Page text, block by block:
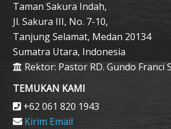
Taman Sakura Indah,
Jl. Sakura III, No. 7-10,
Tanjung Selamat, Medan 20134
Sumatra Utara, Indonesia
Rektor: Pastor RD. Gundo Franci
TEMUKAN KAMI
+62 061 820 1943
Kirim Email